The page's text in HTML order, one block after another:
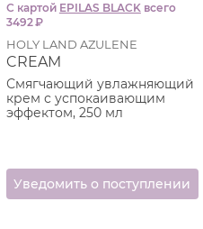
С картой EPILAS BLACKвсего
3492₽
HOLY LAND AZULENE
CREAM
Смягчающий увлажняющий
крем с успокаивающим
эффектом, 250 мл